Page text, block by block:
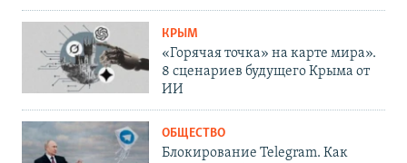
КРЫМ
«Горячая точка» на карте мира».
8 сценариев будущего Крыма от
ИИ
ОБЩЕСТВО
Блокирование Telegram. Как